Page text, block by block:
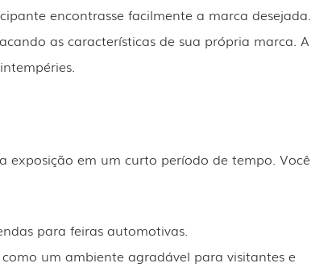
encontrasse facilmente a marca desejada.
as características de sua própria marca. A
exposição em um curto período de tempo. Você
para feiras automotivas.
um ambiente agradável para visitantes e